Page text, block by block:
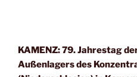
KAMENZ: 79. Jahrestag
Außenlagers des